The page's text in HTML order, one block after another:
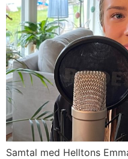
Samtal med Helltons